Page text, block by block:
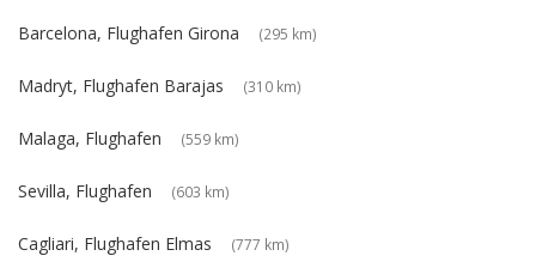
Barcelona, Flughafen Girona (295 km)
Madryt, Flughafen Barajas (310 km)
Malaga, Flughafen (559 km)
Sevilla, Flughafen (603 km)
Cagliari, Flughafen Elmas (777 km)